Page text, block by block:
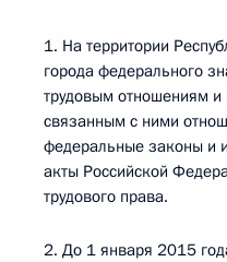
1. На территории
города федерального
трудовым отношениям
связанным с ними
федеральные законы и
акты Российской
трудового права.
2. До 1 января 2015